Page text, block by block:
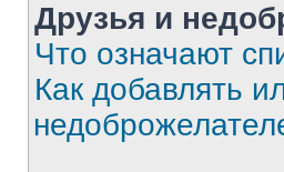
Друзья и
Что означают
Как добавлять